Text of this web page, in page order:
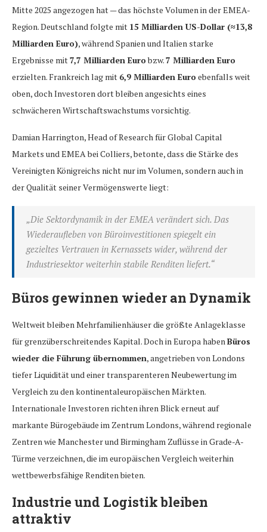
Mitte 2025 angezogen hat — das höchste Volumen in der EMEA-
Region. Deutschland folgte mit 15 Milliarden US-Dollar (≈13,8
Milliarden Euro), während Spanien und Italien starke
Ergebnisse mit7,7 Milliarden Eurobzw.7 Milliarden Euro
erzielten. Frankreich lag mit 6,9 Milliarden Euroebenfalls weit
oben, doch Investoren dort bleiben angesichts eines
schwächeren Wirtschaftswachstums vorsichtig.
Damian Harrington, Head of Research für Global Capital
Markets und EMEA bei Colliers, betonte, dass die Stärke des
Vereinigten Königreichs nicht nur im Volumen, sondern auch in
der Qualität seiner Vermögenswerte liegt:
„Die Sektordynamik in der EMEA verändert sich. Das
Wiederaufleben von Büroinvestitionen spiegelt ein
gezieltes Vertrauen in Kernassets wider, während der
Industriesektor weiterhin stabile Renditen liefert.“
Büros gewinnen wieder an Dynamik
Weltweit bleiben Mehrfamilienhäuser die größte Anlageklasse
für grenzüberschreitendes Kapital. Doch in Europa habenBüros
wieder die Führung übernommen, angetrieben von Londons
tiefer Liquidität und einer transparenteren Neubewertung im
Vergleich zu den kontinentaleuropäischen Märkten.
Internationale Investoren richten ihren Blick erneut auf
markante Bürogebäude im Zentrum Londons, während regionale
Zentren wie Manchester und Birmingham Zuflüsse in Grade-A-
Türme verzeichnen, die im europäischen Vergleich weiterhin
wettbewerbsfähige Renditen bieten.
Industrie und Logistik bleiben
attraktiv